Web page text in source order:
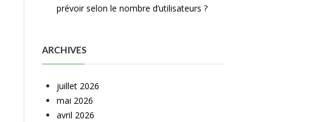
prévoir selon le nombre d’utilisateurs ?
ARCHIVES
juillet 2026
mai 2026
avril 2026